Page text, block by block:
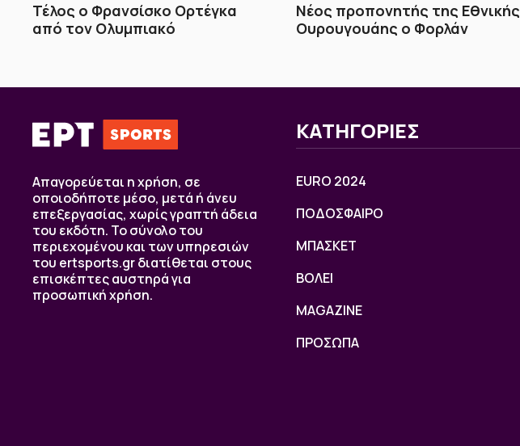
Τέλος ο Φρανσίσκο Ορτέγκα
από τον Ολυμπιακό
Νέος προπονητής της Εθνικής
Ουρουγουάης ο Φορλάν
Απαγορεύεται η χρήση, σε
οποιοδήποτε μέσο, μετά ή άνευ
επεξεργασίας, χωρίς γραπτή άδεια
του εκδότη. Το σύνολο του
περιεχομένου και των υπηρεσιών
του ertsports.gr διατίθεται στους
επισκέπτες αυστηρά για
προσωπική χρήση.
ΚΑΤΗΓΟΡΙΕΣ
EURO 2024
ΠΟΔΟΣΦΑΙΡΟ
ΜΠΑΣΚΕΤ
ΒOΛΕΙ
MAGAZINE
ΠΡΟΣΩΠΑ